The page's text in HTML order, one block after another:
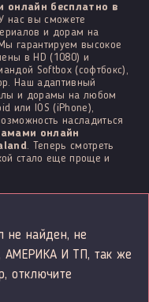
онлайн бесплатно в
нас вы сможете
и дорам на
гарантируем высокое
в HD (1080) и
Softbox (софтбокс),
Наш адаптивный
и дорамы на любом
или IOS (iPhone),
насладиться
онлайн
. Теперь смотреть
стало еще проще и
не найден, не
АМЕРИКА И ТП, так же
отключите